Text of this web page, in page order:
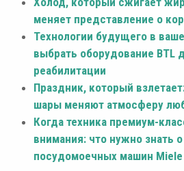
меняет представление о
Технологии будущего в
выбрать оборудование BTL
реабилитации
Праздник, который
шары меняют атмосферу
Когда техника премиум-
внимания: что нужно знать
посудомоечных машин Miele